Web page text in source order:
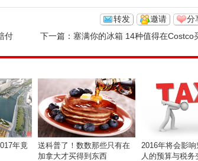
分
邀请
转发
付
下一篇： 塞满你的冰箱 14种值得在Costco
年竟
送科普了！数数那些只有在
加拿大才买得到东西
2016年将会影
人的预算与税务